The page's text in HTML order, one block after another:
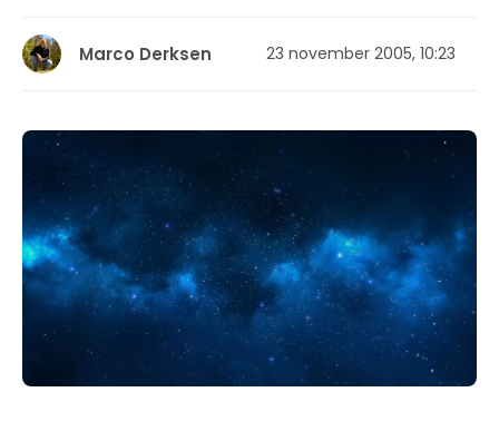
Marco Derksen 23 november 2005, 10:23